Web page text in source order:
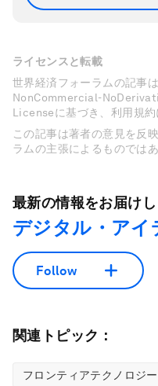
ライセンスと転載
世界経済フォーラムの記
NonCommercial-
Licenseに基づき、利用規約
この記事は著者の意見を反
ラムの主張によるものではあ
最新の情報をお届けし
デジタル・アイ
Follow
関連トピック：
フロンティアテクノロジ